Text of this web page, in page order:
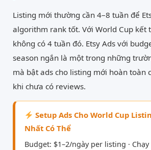
Listing mới thường cần 4–8 tuần để
algorithm rank tốt. Với World Cup kết
không có 4 tuần đó. Etsy Ads với
season ngắn là một trong những
mà bật ads cho listing mới hoàn toàn
khi chưa có reviews.
Setup Ads Cho World Cup
Nhất Có Thể
Budget: $1–2/ngày per listing ·